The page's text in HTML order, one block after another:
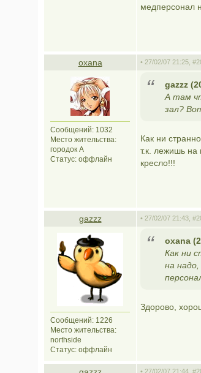
медперсонал
oxana • 27/02/07 21:25,
Сообщений: 1032
Место жительства:
городок А
Статус: оффлайн
gazzz
А там
зал?
Как ни
т.к. лежишь
кресло!!!
gazzz • 27/02/07 21:43,
Сообщений: 1226
Место жительства:
northside
Статус: оффлайн
oxana
Как ни
на
Здорово,
• 27/02/07 21:44,